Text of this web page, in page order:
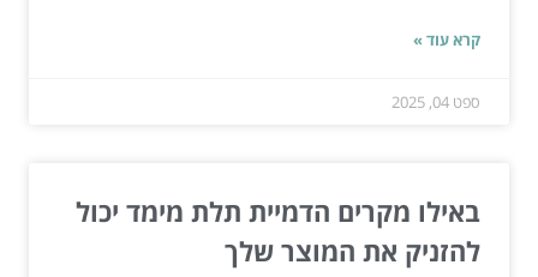
קרא עוד »
ספט 04, 2025
באילו מקרים הדמיית תלת מימד יכול
להזניק את המוצר שלך